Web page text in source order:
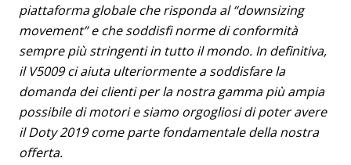
piattaforma globale che risponda al “downsizing
movement” e che soddisfi norme di conformità
sempre più stringenti in tutto il mondo. In definitiva,
il V5009 ci aiuta ulteriormente a soddisfare la
domanda dei clienti per la nostra gamma più ampia
possibile di motori e siamo orgogliosi di poter avere
il Doty 2019 come parte fondamentale della nostra
offerta.